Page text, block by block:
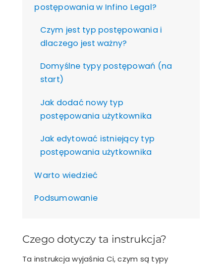
postępowania w Infino Legal?
Czym jest typ postępowania i
dlaczego jest ważny?
Domyślne typy postępowań (na
start)
Jak dodać nowy typ
postępowania użytkownika
Jak edytować istniejący typ
postępowania użytkownika
Warto wiedzieć
Podsumowanie
Czego dotyczy ta instrukcja?
Ta instrukcja wyjaśnia Ci, czym są typy